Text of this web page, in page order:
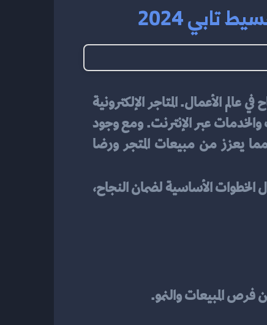
2024
فرص المبيعات والنمو.